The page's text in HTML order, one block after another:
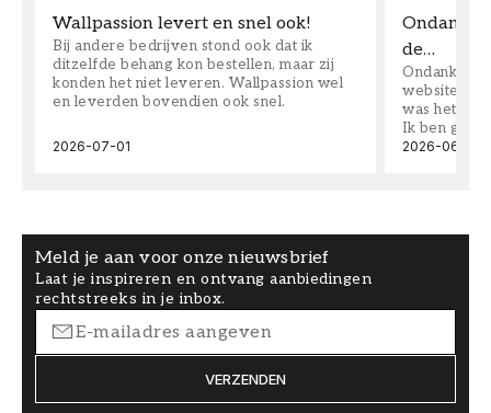
Wallpassion levert en snel ook!
Bij andere bedrijven stond ook dat ik
ditzelfde behang kon bestellen, maar zij
konden het niet leveren. Wallpassion wel
en leverden bovendien ook snel.
2026-07-01
Ondanks
de…
Ondanks
website
was het
Ik ben
2026-06-08
Meld je aan voor onze nieuwsbrief
Laat je inspireren en ontvang aanbiedingen
rechtstreeks in je inbox.
VERZENDEN